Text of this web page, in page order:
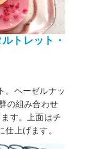
トレット・
。ヘーゼルナッ
の組み合わせ
す。上面はチ
仕上げます。